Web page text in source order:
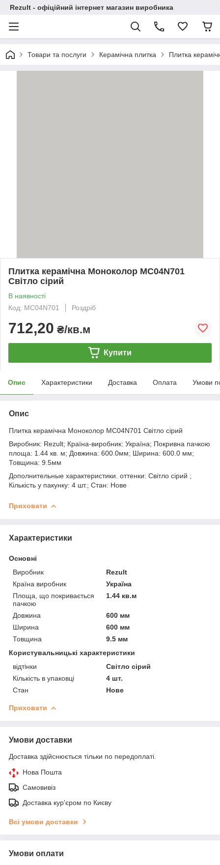
Rezult - офіційний інтернет магазин виробника
Товари та послуги Керамічна плитка Плитка
Плитка керамічна Моноколор MC04N701
Світло сірий
В наявності
Код: MC04N701
Роздріб
712,20 ₴/кв.м
Купити
Опис Характеристики Доставка Оплата Умови
Опис
Плитка керамічна Моноколор MC04N701 Світло сірий
Виробник: Rezult; Країна-виробник: Україна; Покривна пачкою
площа: 1.44 кв. м; Довжина: 600.0мм; Ширина: 600.0 мм;
Товщина: 9.5мм
Дополнительные характеристики. оттенки: Світло сірий ;
Кількість у пакунку: 4 шт.; Стан: Нове
Приховати
Характеристики
Основні
Виробник
Rezult
Країна виробник
Україна
Площа, що покривається
пачкою
1.44 кв.м
Довжина
600 мм
Ширина
600 мм
Товщина
9.5 мм
Користувальницькі характеристики
відтінки
Світло сірий
Кількість в упаковці
4 шт.
Стан
Нове
Приховати
Умови доставки
Доставка здійснюється тільки по передоплаті.
Нова Пошта
Самовивіз
Доставка кур'єром по Києву
Всі умови доставки
Умови оплати